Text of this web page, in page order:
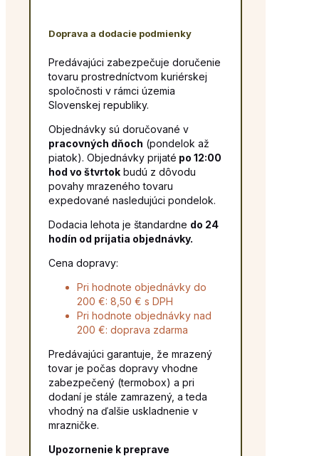
Doprava a dodacie podmienky
Predávajúci zabezpečuje doručenie
tovaru prostredníctvom kuriérskej
spoločnosti v rámci územia
Slovenskej republiky.
Objednávky sú doručované v
pracovných dňoch (pondelok až
piatok). Objednávky prijaté po 12:00
hod vo štvrtok budú z dôvodu
povahy mrazeného tovaru
expedované nasledujúci pondelok.
Dodacia lehota je štandardne do 24
hodín od prijatia objednávky.
Cena dopravy:
Pri hodnote objednávky do
200 €: 8,50 € s DPH
Pri hodnote objednávky nad
200 €: doprava zdarma
Predávajúci garantuje, že mrazený
tovar je počas dopravy vhodne
zabezpečený (termobox) a pri
dodaní je stále zamrazený, a teda
vhodný na ďalšie uskladnenie v
mrazničke.
Upozornenie k preprave